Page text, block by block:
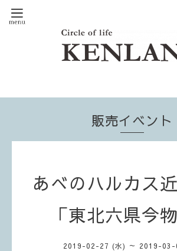
販売イベント
あべのハルカス
「東北六県今
2019-02-27 (水) ～ 2019-03-